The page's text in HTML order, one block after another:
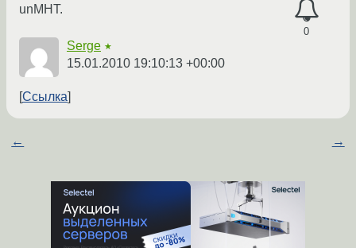
0
unMHT.
Serge ★
15.01.2010 19:10:13 +00:00
Ссылка
← →